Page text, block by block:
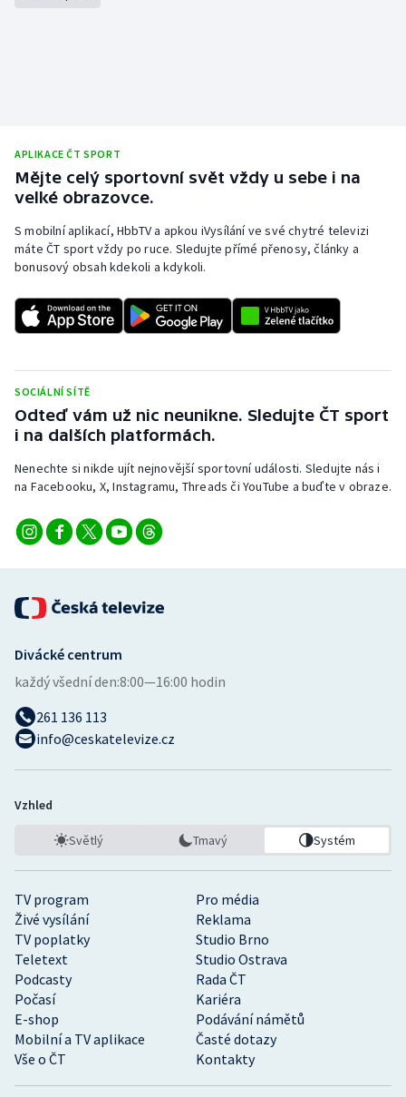
APLIKACE ČT SPORT
Mějte celý sportovní svět vždy u sebe i na
velké obrazovce.
S mobilní aplikací, HbbTV a apkou iVysílání ve své chytré televizi
máte ČT sport vždy po ruce. Sledujte přímé přenosy, články a
bonusový obsah kdekoli a kdykoli.
SOCIÁLNÍ SÍTĚ
Odteď vám už nic neunikne. Sledujte ČT sport
i na dalších platformách.
Nenechte si nikde ujít nejnovější sportovní události. Sledujte nás i
na Facebooku, X, Instagramu, Threads či YouTube a buďte v obraze.
TV program
Pro média
Živé vysílání
Reklama
TV poplatky
Studio Brno
Teletext
Studio Ostrava
Podcasty
Rada ČT
Počasí
Kariéra
E-shop
Podávání námětů
Mobilní a TV aplikace
Časté dotazy
Vše o ČT
Kontakty
Divácké centrum
každý všední den:8:00—16:00 hodin
261 136 113
info@ceskatelevize.cz
Vzhled
Světlý Tmavý Systém